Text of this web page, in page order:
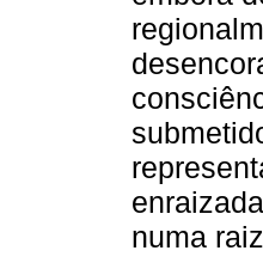
numa